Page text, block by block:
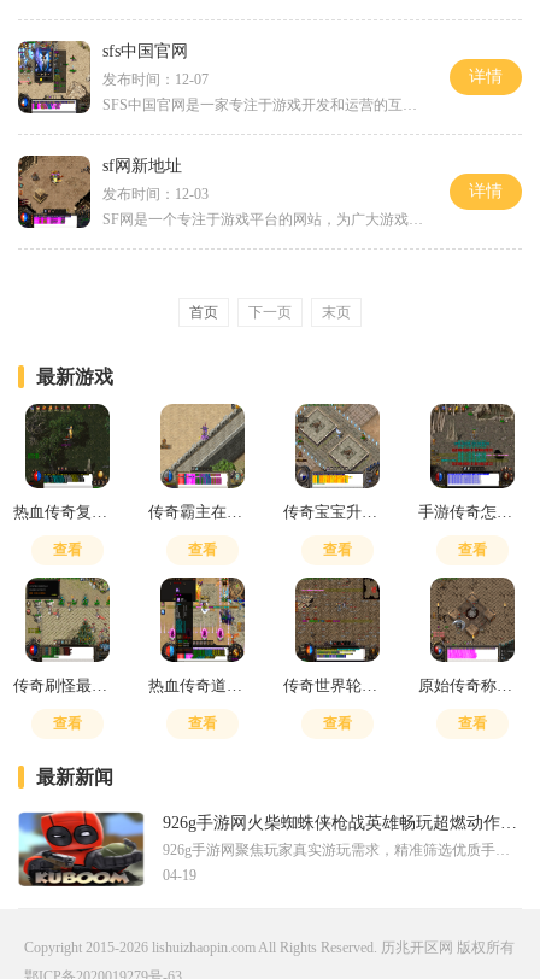
sfs中国官网
发布时间：12-07
SFS中国官网是一家专注于游戏开发和运营的互联网公司，其创立的网站提供了全方位的游戏娱乐服务。作为中国最受欢迎的游戏平台之一，SFS中国官网汇聚了各类精彩的游戏，为广大玩
详情
sf网新地址
发布时间：12-03
SF网是一个专注于游戏平台的网站，为广大游戏爱好者提供了一个高质量的游戏体验平台。通过SF网，玩家可以尽情享受到各类游戏的乐趣。在SF网上，提供了丰富多样的游戏类型供玩家
详情
首页 下一页 末页
最新游戏
热血传奇复制装备的方法
查看
传奇霸主在哪里刷元宝最划算
查看
传奇宝宝升级加攻击力有用吗
查看
手游传奇怎么提升战力
查看
传奇刷怪最快的职业有哪些
查看
热血传奇道士嗜血术是群攻吗
查看
传奇世界轮回道怎么走
查看
原始传奇称号获得
查看
最新新闻
926g手游网火柴蜘蛛侠枪战英雄畅玩超燃动作射击
926g手游网聚焦玩家真实游玩需求，精准筛选优质手游资源，让每一位玩家都能快速找到适配自己的趣味作品。这里汇聚多样风格的移动游戏内容，从休闲小品到硬核大作均有覆盖，坚持
04-19
Copyright 2015-2026 lishuizhaopin.com All Rights Reserved. 历兆开区网 版权所有